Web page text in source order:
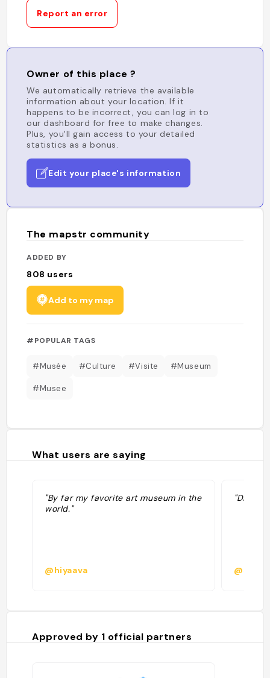
Report an error
Owner of this place ?
We automatically retrieve the available
information about your location. If it
happens to be incorrect, you can log in to
our dashboard for free to make changes.
Plus, you'll gain access to your detailed
statistics as a bonus.
Edit your place's information
The mapstr community
ADDED BY
808 users
Add to my map
#POPULAR TAGS
#Musée #Culture #Visite #Museum
#Musee
What users are saying
"By far my favorite art museum in the
world."
@hiyaava
"Dipinto
Approved by 1 official partners